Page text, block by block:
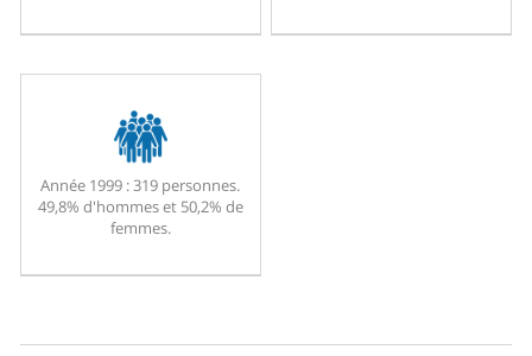
Année 1999 :319 personnes.
49,8% d'hommes et 50,2% de
femmes.